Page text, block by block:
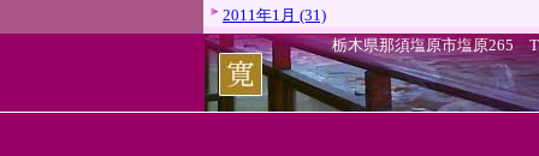
2011年1月 (31)
栃木県那須塩原市塩原265